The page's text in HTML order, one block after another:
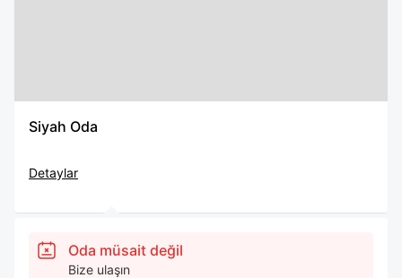
Siyah Oda
Detaylar
Oda müsait değil
Bize ulaşın